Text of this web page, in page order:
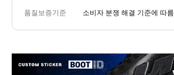
품질보증기준 소비자 분쟁 해결 기준에 따름